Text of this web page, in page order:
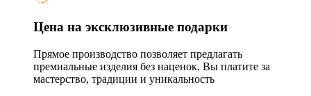
Цена на эксклюзивные подарки
Прямое производство позволяет предлагать
премиальные изделия без наценок. Вы платите за
мастерство, традиции и уникальность